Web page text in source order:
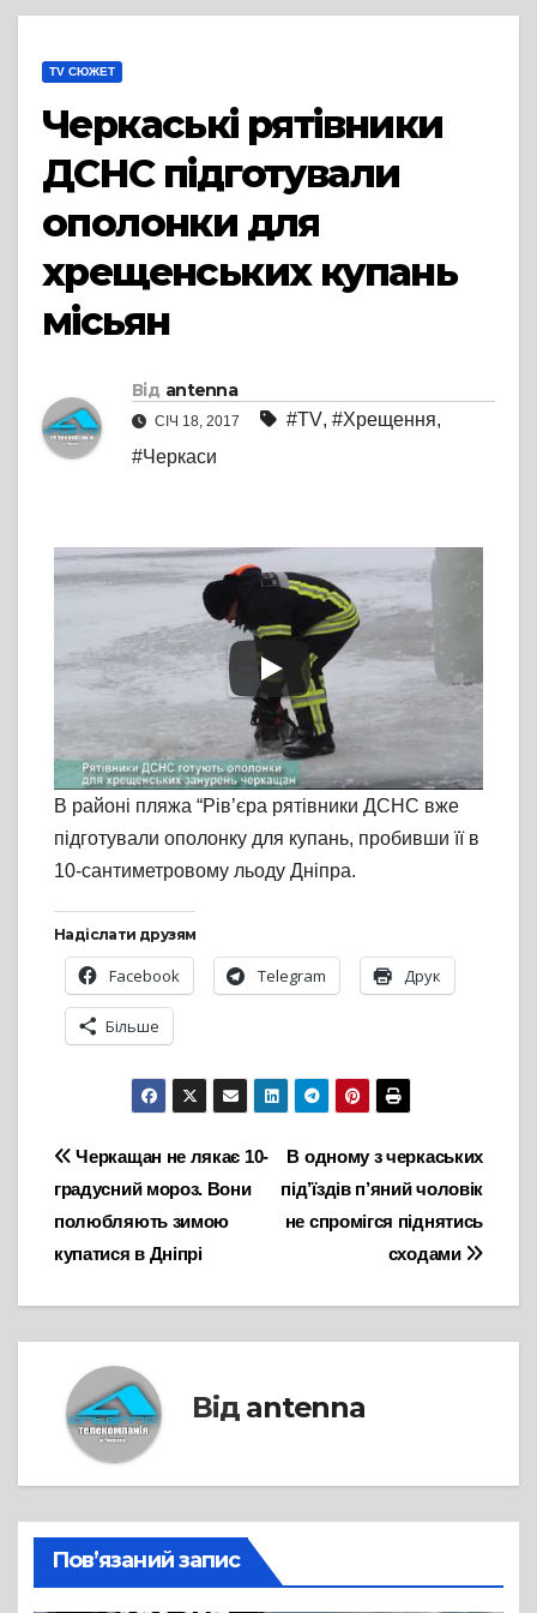
TV СЮЖЕТ
Черкаські рятівники
ДСНС підготували
ополонки для
хрещенських купань
місьян
Від antenna
СІЧ 18, 2017 #TV, #Хрещення,
#Черкаси
В районі пляжа “Рів’єра рятівники ДСНС вже
підготували ополонку для купань, пробивши її в
10-сантиметровому льоду Дніпра.
Надіслати друзям
Facebook Telegram Друк
Більше
Навігація
записів
В одному з черкаських
під’їздів п’яний чоловік
не спромігся піднятись
сходами
Черкащан не лякає 10-
градусний мороз. Вони
полюбляють зимою
купатися в Дніпрі
Від antenna
Пов’язаний запис